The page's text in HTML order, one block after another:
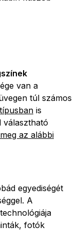
van a
túl számos
is
választható
az alábbi
egyediségét
A
fotók